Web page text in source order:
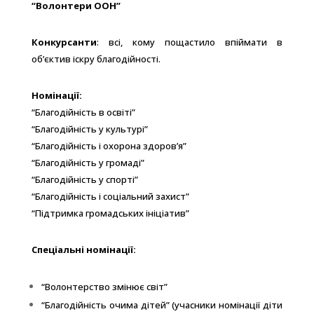
“Волонтери ООН”
Конкурсанти: всі, кому пощастило впіймати в
об’єктив іскру благодійності.
Номінації:
“Благодійність в освіті”
“Благодійність у культурі”
“Благодійність і охорона здоров’я”
“Благодійність у громаді”
“Благодійність у спорті”
“Благодійність і соціальний захист”
“Підтримка громадських ініціатив”
Спеціальні номінації:
“Волонтерство змінює світ”
“Благодійність очима дітей” (учасники номінації діти